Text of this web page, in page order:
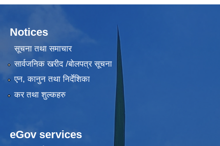
Notices
सूचना तथा समाचार
सार्वजनिक खरीद /बोलपत्र सूचना
एन, कानुन तथा निर्देशिका
कर तथा शुल्कहरु
eGov services